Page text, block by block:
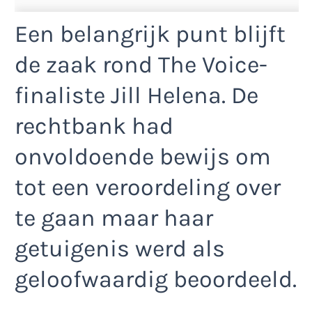
Een belangrijk punt blijft
de zaak rond The Voice-
finaliste Jill Helena. De
rechtbank had
onvoldoende bewijs om
tot een veroordeling over
te gaan maar haar
getuigenis werd als
geloofwaardig beoordeeld.